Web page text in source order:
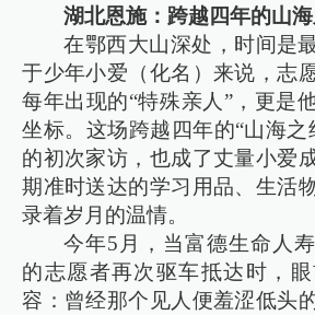
湖北恩施：跨越四年的山
在鄂西大山深处，时间是
于少年小爱（化名）来说，志
每年出现的“特殊亲人”，更是
坐标。这场跨越四年的“山海之
的初次家访，也成了丈量小爱
期准时送达的学习用品、生活
录着岁月的温情。
今年5月，当富德生命人
的志愿者再次驱车抵达时，
容：曾经那个见人便羞涩低头